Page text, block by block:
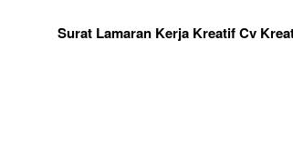
Surat Lamaran Kerja Kreatif Cv